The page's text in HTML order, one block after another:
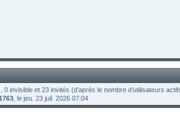
invisible et 23 invités (d’après le nombre d’utilisateurs
, le jeu. 23 juil. 2026 07:04